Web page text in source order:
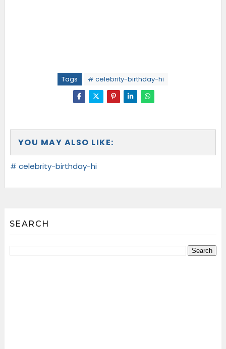
Tags # celebrity-birthday-hi
YOU MAY ALSO LIKE:
# celebrity-birthday-hi
SEARCH